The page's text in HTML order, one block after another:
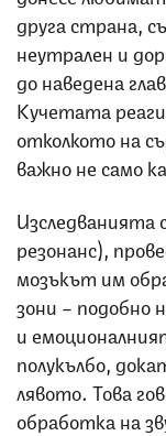
друга страна,
неутрален и
до наведена
Кучетата
отколкото на
важно не само
резонанс),
мозъкът им
зони – подобно
и
полукълбо,
лявото. Това
обработка на